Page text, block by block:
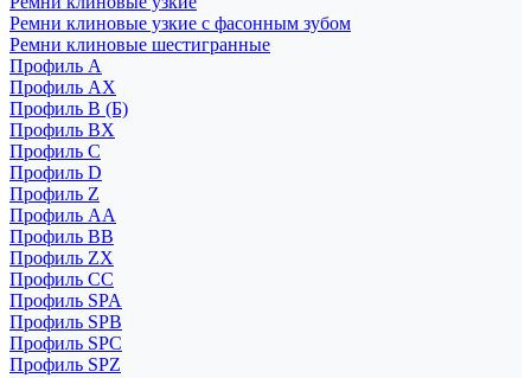
Ремни клиновые узкие с фасонным зубом
Ремни клиновые шестигранные
Профиль A
Профиль AX
Профиль B (Б)
Профиль BX
Профиль C
Профиль D
Профиль Z
Профиль АА
Профиль BB
Профиль ZX
Профиль CC
Профиль SPA
Профиль SPB
Профиль SPC
Профиль SPZ